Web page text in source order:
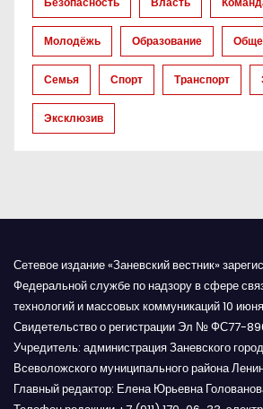
п
и
с
я
Молодёжь Образование
Семья Спорт Транспорт
Эксклюзив
Сетевое издание «Заневский вестник»
Федеральной службе по надзору в сфере
технологий и массовых коммуникаций 10
Свидетельство о регистрации Эл № ФС77-
Учредитель: администрация Заневского
Всеволожского муниципального района
Главный редактор: Елена Юрьевна